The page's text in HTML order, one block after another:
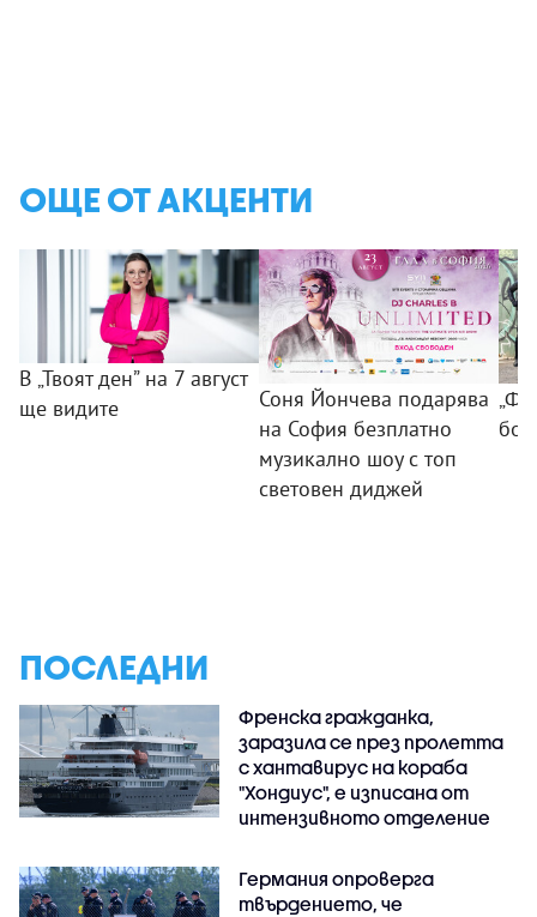
ОЩЕ ОТ АКЦЕНТИ
В „Твоят ден” на 7 август
ще видите
Соня Йончева подарява
на София безплатно
музикално шоу с топ
световен диджей
ПОСЛЕДНИ
Френска гражданка,
заразила се през пролетта
с хантавирус на кораба
"Хондиус", е изписана от
интензивното отделение
Германия опроверга
твърдението, че